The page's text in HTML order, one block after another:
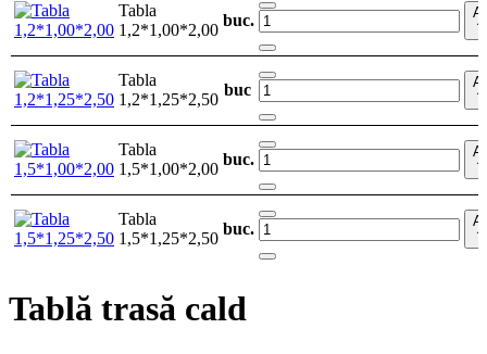
Tabla
1,2*1,00*2,00
buc.
Tabla
1,2*1,25*2,50
buc
Tabla
1,5*1,00*2,00
buc.
Tabla
1,5*1,25*2,50
buc.
Tablă trasă cald